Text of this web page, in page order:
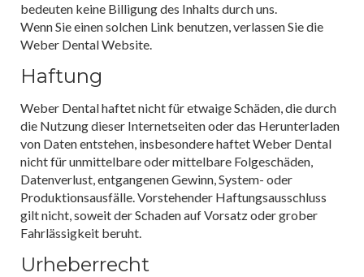
bedeuten keine Billigung des Inhalts durch uns.
Wenn Sie einen solchen Link benutzen, verlassen Sie die
Weber Dental Website.
Haftung
Weber Dental haftet nicht für etwaige Schäden, die durch
die Nutzung dieser Internetseiten oder das Herunterladen
von Daten entstehen, insbesondere haftet Weber Dental
nicht für unmittelbare oder mittelbare Folgeschäden,
Datenverlust, entgangenen Gewinn, System- oder
Produktionsausfälle. Vorstehender Haftungsausschluss
gilt nicht, soweit der Schaden auf Vorsatz oder grober
Fahrlässigkeit beruht.
Urheberrecht